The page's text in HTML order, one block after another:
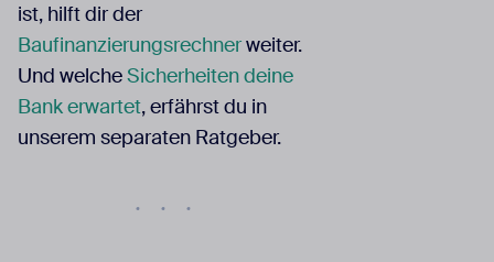
ist, hilft dir der
Baufinanzierungsrechnerweiter.
Und welcheSicherheiten deine
Bank erwartet, erfährst du in
unserem separaten Ratgeber.